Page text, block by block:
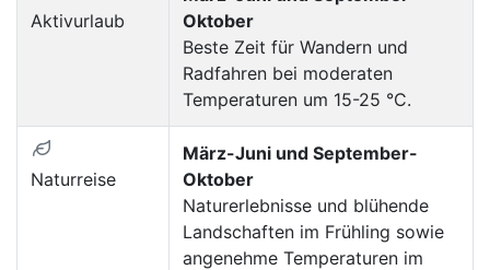
Aktivurlaub
Oktober
Beste Zeit für Wandern und
Radfahren bei moderaten
Temperaturen um 15-25 °C.
Naturreise
März-Juni und September-
Oktober
Naturerlebnisse und blühende
Landschaften im Frühling sowie
angenehme Temperaturen im